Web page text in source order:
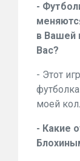
-
в Вашей
Вас?
- Этот
моей
- Какие